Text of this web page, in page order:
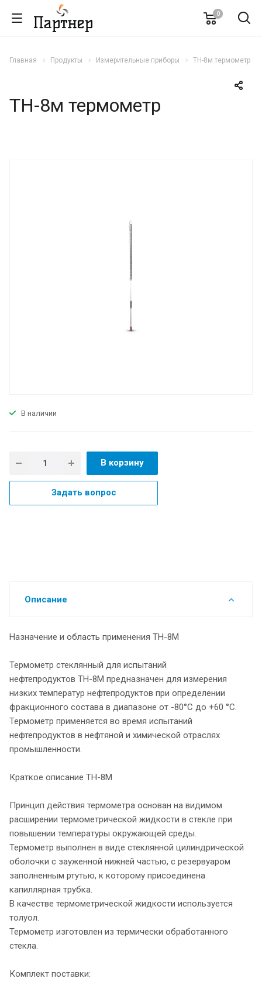
0
Главная Продукты Измерительные приборы ТН-8м термометр
ТН-8м термометр
В наличии
В корзину
Задать вопрос
Описание
Назначение и область применения ТН-8М
Термометр стеклянный для испытаний
нефтепродуктов ТН-8М предназначен для измерения
низких температур нефтепродуктов при определении
фракционного состава в диапазоне от -80°С до +60 °С.
Термометр применяется во время испытаний
нефтепродуктов в нефтяной и химической отраслях
промышленности.
Краткое описание ТН-8М
Принцип действия термометра основан на видимом
расширении термометрической жидкости в стекле при
повышении температуры окружающей среды.
Термометр выполнен в виде стеклянной цилиндрической
оболочки с зауженной нижней частью, с резервуаром
заполненным ртутью, к которому присоединена
капиллярная трубка.
В качестве термометрической жидкости используется
толуол.
Термометр изготовлен из термически обработанного
стекла.
Комплект поставки: